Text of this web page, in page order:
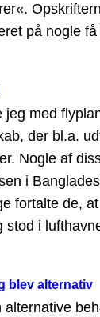
på nogle
jeg med
der bl.a.
Nogle af
i
fortalte de,
stod i
blev alternativ
alternative